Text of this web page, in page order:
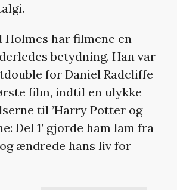
Holmes har filmene en
betydning. Han var
for Daniel Radcliffe
film, indtil en ulykke
til ’Harry Potter og
Del 1’ gjorde ham lam fra
ændrede hans liv for